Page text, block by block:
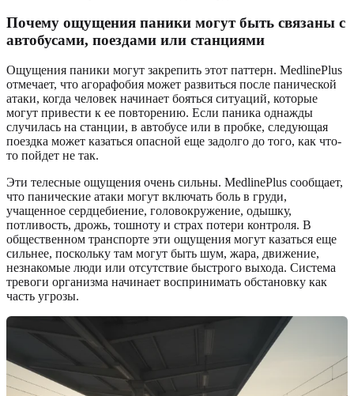
Почему ощущения паники могут быть связаны с
автобусами, поездами или станциями
Ощущения паники могут закрепить этот паттерн. MedlinePlus
отмечает, что агорафобия может развиться после панической
атаки, когда человек начинает бояться ситуаций, которые
могут привести к ее повторению. Если паника однажды
случилась на станции, в автобусе или в пробке, следующая
поездка может казаться опасной еще задолго до того, как что-
то пойдет не так.
Эти телесные ощущения очень сильны. MedlinePlus сообщает,
что панические атаки могут включать боль в груди,
учащенное сердцебиение, головокружение, одышку,
потливость, дрожь, тошноту и страх потери контроля. В
общественном транспорте эти ощущения могут казаться еще
сильнее, поскольку там могут быть шум, жара, движение,
незнакомые люди или отсутствие быстрого выхода. Система
тревоги организма начинает воспринимать обстановку как
часть угрозы.